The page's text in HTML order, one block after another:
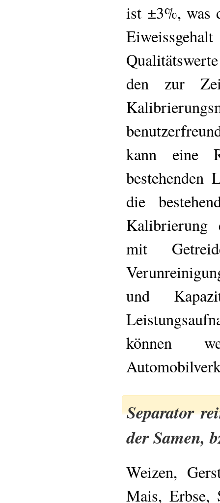
ist ±3%, was
den zur
kann eine
die
Kalibrierung
mit
und
können
Separator
der Samen,
Weizen,
Mais, Erbse,